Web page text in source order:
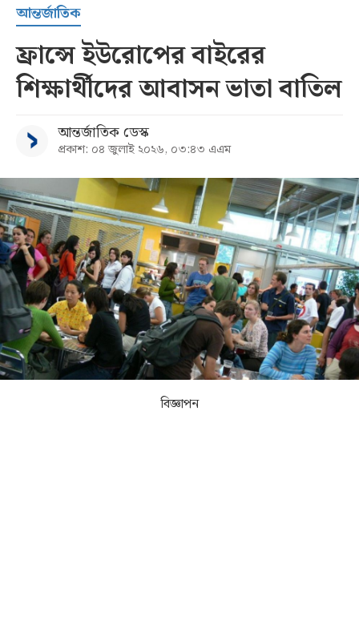
সর্বশেষ
বিভাগ
আর্কাইভ
কনভার্টার
আন্তর্জাতিক
ফ্রান্সে ইউরোপের বাইরের
শিক্ষার্থীদের আবাসন ভাতা বাতিল
আন্তর্জাতিক ডেস্ক
প্রকাশ: ০৪ জুলাই ২০২৬, ০৩:৪৩ এএম
বিজ্ঞাপন